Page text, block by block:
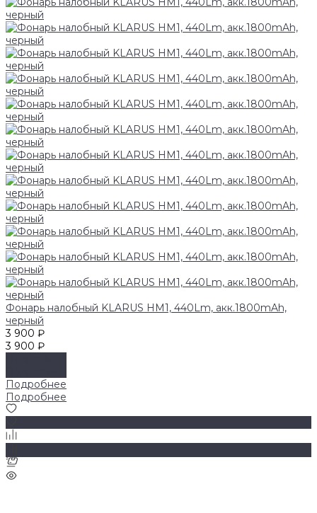
Фонарь налобный KLARUS HM1, 440Lm, акк.1800mAh,
черный
3 900 ₽
3 900 ₽
Подробнее
Подробнее